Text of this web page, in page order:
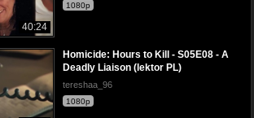
40:24
1080p
Homicide: Hours to Kill - S05E08 - A
Deadly Liaison (lektor PL)
tereshaa_96
1080p